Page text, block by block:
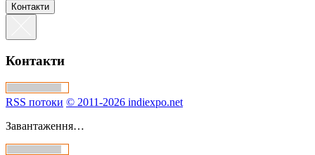
Контакти
Контакти
RSS потоки © 2011-2026 indiexpo.net
Завантаження…